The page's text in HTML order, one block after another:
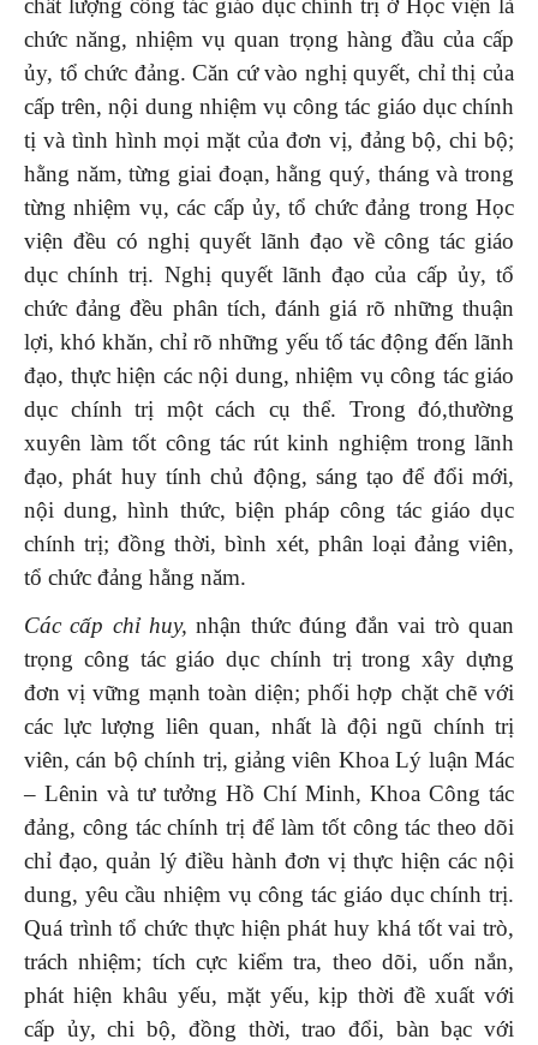
chất lượng công tác giáo dục chính trị ở Học viện là
chức năng, nhiệm vụ quan trọng hàng đầu của cấp
ủy, tổ chức đảng. Căn cứ vào nghị quyết, chỉ thị của
cấp trên, nội dung nhiệm vụ công tác giáo dục chính
tị và tình hình mọi mặt của đơn vị, đảng bộ, chi bộ;
hằng năm, từng giai đoạn, hằng quý, tháng và trong
từng nhiệm vụ, các cấp ủy, tổ chức đảng trong Học
viện đều có nghị quyết lãnh đạo về công tác giáo
dục chính trị. Nghị quyết lãnh đạo của cấp ủy, tổ
chức đảng đều phân tích, đánh giá rõ những thuận
lợi, khó khăn, chỉ rõ những yếu tố tác động đến lãnh
đạo, thực hiện các nội dung, nhiệm vụ công tác giáo
dục chính trị một cách cụ thể. Trong đó,thường
xuyên làm tốt công tác rút kinh nghiệm trong lãnh
đạo, phát huy tính chủ động, sáng tạo để đổi mới,
nội dung, hình thức, biện pháp công tác giáo dục
chính trị; đồng thời, bình xét, phân loại đảng viên,
tổ chức đảng hằng năm.
Các cấp chỉ huy, nhận thức đúng đắn vai trò quan
trọng công tác giáo dục chính trị trong xây dựng
đơn vị vững mạnh toàn diện; phối hợp chặt chẽ với
các lực lượng liên quan, nhất là đội ngũ chính trị
viên, cán bộ chính trị, giảng viên Khoa Lý luận Mác
– Lênin và tư tưởng Hồ Chí Minh, Khoa Công tác
đảng, công tác chính trị để làm tốt công tác theo dõi
chỉ đạo, quản lý điều hành đơn vị thực hiện các nội
dung, yêu cầu nhiệm vụ công tác giáo dục chính trị.
Quá trình tổ chức thực hiện phát huy khá tốt vai trò,
trách nhiệm; tích cực kiểm tra, theo dõi, uốn nắn,
phát hiện khâu yếu, mặt yếu, kịp thời đề xuất với
cấp ủy, chi bộ, đồng thời, trao đổi, bàn bạc với